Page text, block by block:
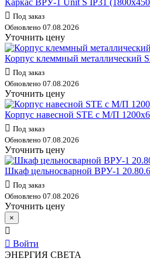
Под заказ
Обновлено 07.08.2026
Уточнить цену
Корпус клеммный металлический
Под заказ
Обновлено 07.08.2026
Уточнить цену
Корпус навесной STE с М/П
Под заказ
Обновлено 07.08.2026
Уточнить цену
Шкаф цельносварной ВРУ-1
Под заказ
Обновлено 07.08.2026
Уточнить цену
×
Войти
ЭНЕРГИЯ СВЕТА